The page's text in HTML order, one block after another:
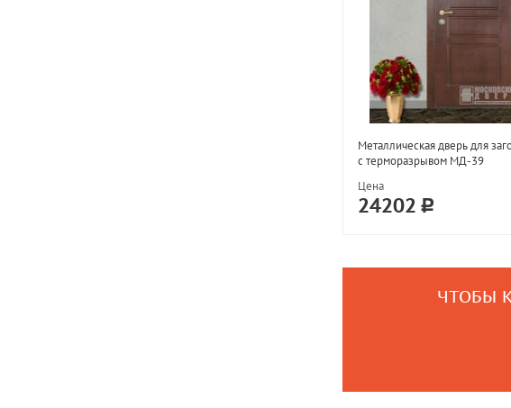
Металлическая дверь для
с терморазрывом МД-39
Цена
24202
ЧТОБЫ